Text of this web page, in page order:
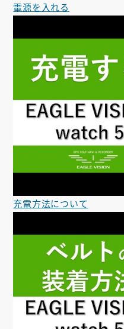
電源を入れる
充電方法について